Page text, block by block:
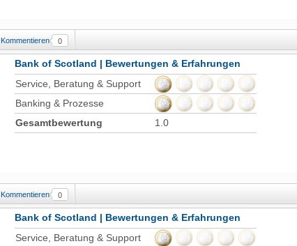
Kommentieren 0
Bank of Scotland | Bewertungen & Erfahrungen
Service, Beratung & Support
Banking & Prozesse
Gesamtbewertung
1.0
Kommentieren 0
Bank of Scotland | Bewertungen & Erfahrungen
Service, Beratung & Support